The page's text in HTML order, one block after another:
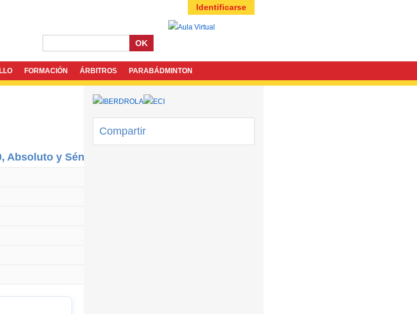
Identificarse
OK
FORMACIÓN ÁRBITROS PARABÁDMINTON
Absoluto y Sénior
Compartir